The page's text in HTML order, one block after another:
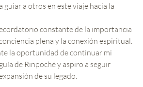
guiar a otros en este viaje hacia la
constante de la importancia
plena y la conexión espiritual.
la oportunidad de continuar mi
de Rinpoché y aspiro a seguir
de su legado.